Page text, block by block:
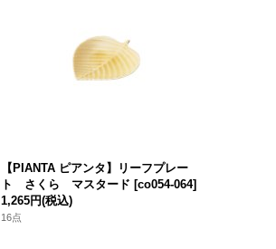
【PIANTA ピアンタ】リーフプレー
ト さくら マスタード [co054-064]
1,265円(税込)
16点